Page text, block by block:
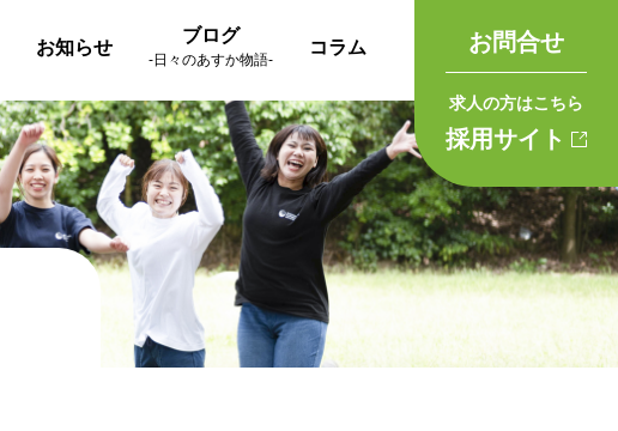
お知らせ
ブログ
-日々のあすか物語-
コラム お問合せ
求人の方はこちら
採用サイト